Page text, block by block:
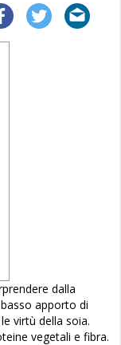
dalla
apporto di
virtù della soia.
vegetali e fibra.